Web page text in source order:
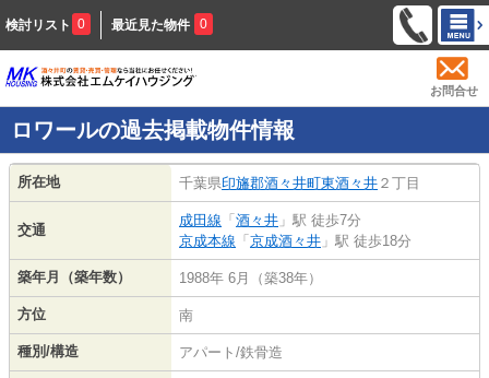
検討リスト 0 最近見た物件 0
お問合せ
ロワールの過去掲載物件情報
所在地 千葉県印旛郡酒々井町東酒々井 ２丁目
交通
成田線 「 酒々井 」駅 徒歩7分
京成本線 「 京成酒々井 」駅 徒歩18分
築年月（築年数） 1988年 6月（築38年）
方位 南
種別/構造 アパート/鉄骨造